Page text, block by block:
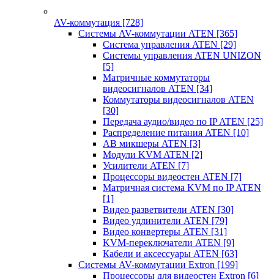
AV-коммутация [728]
Системы AV-коммутации ATEN [365]
Система управления ATEN [29]
Системы управления ATEN UNIZON
[5]
Матричные коммутаторы
видеосигналов ATEN [34]
Коммутаторы видеосигналов ATEN
[30]
Передача аудио/видео по IP ATEN [25]
Распределение питания ATEN [10]
АВ микшеры ATEN [3]
Модули KVM ATEN [2]
Усилители ATEN [7]
Процессоры видеостен ATEN [7]
Матричная система KVM по IP ATEN
[1]
Видео разветвители ATEN [30]
Видео удлинители ATEN [79]
Видео конвертеры ATEN [31]
KVM-переключатели ATEN [9]
Кабели и аксессуары ATEN [63]
Системы AV-коммутации Extron [199]
Процессоры для видеостен Extron [6]